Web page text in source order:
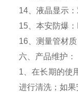
14、液晶显示
15、本安防爆
16、测量管材
六、产品维护：
1、在长期的使
进行清洗；如